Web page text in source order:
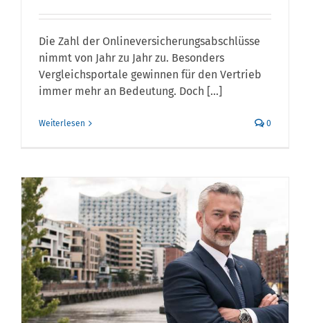
Die Zahl der Onlineversicherungsabschlüsse
nimmt von Jahr zu Jahr zu. Besonders
Vergleichsportale gewinnen für den Vertrieb
immer mehr an Bedeutung. Doch [...]
Weiterlesen 0